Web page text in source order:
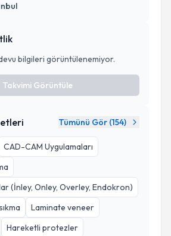
bilgileri görüntülenemiyor.
Takvimi Görüntüle
Tümünü Gör (154)
CAD-CAM Uygulamaları
(İnley, Onley, Overley, Endokron)
Laminate veneer
Hareketli protezler